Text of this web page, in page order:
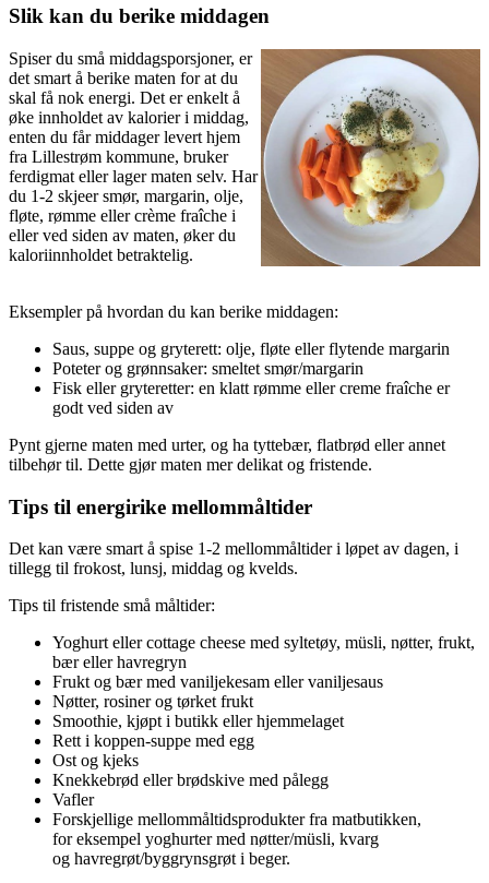
Slik kan du berike middagen
Spiser du små middagsporsjoner, er
det smart å berike maten for at du
skal få nok energi. Det er enkelt å
øke innholdet av kalorier i middag,
enten du får middager levert hjem
fra Lillestrøm kommune, bruker
ferdigmat eller lager maten selv. Har
du 1-2 skjeer smør, margarin, olje,
fløte, rømme eller crème fraîche i
eller ved siden av maten, øker du
kaloriinnholdet betraktelig.
Eksempler på hvordan du kan berike middagen:
Saus, suppe og gryterett: olje, fløte eller flytende margarin
Poteter og grønnsaker: smeltet smør/margarin
Fisk eller gryteretter: en klatt rømme eller creme fraîche er
godt ved siden av
Pynt gjerne maten med urter, og ha tyttebær, flatbrød eller annet
tilbehør til. Dette gjør maten mer delikat og fristende.
Tips til energirike mellommåltider
Det kan være smart å spise 1-2 mellommåltider i løpet av dagen, i
tillegg til frokost, lunsj, middag og kvelds.
Tips til fristende små måltider:
Yoghurt eller cottage cheese med syltetøy, müsli, nøtter, frukt,
bær eller havregryn
Frukt og bær med vaniljekesam eller vaniljesaus
Nøtter, rosiner og tørket frukt
Smoothie, kjøpt i butikk eller hjemmelaget
Rett i koppen-suppe med egg
Ost og kjeks
Knekkebrød eller brødskive med pålegg
Vafler
Forskjellige mellommåltidsprodukter fra matbutikken,
for eksempel yoghurter med nøtter/müsli, kvarg
og havregrøt/byggrynsgrøt i beger.